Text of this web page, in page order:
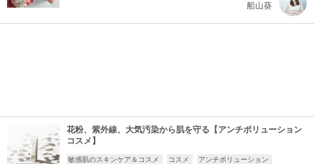
船山葵
花粉、紫外線、大気汚染から肌を守る【アンチポリューション
コスメ】
敏感肌のスキンケア＆コスメ コスメ アンチポリューション